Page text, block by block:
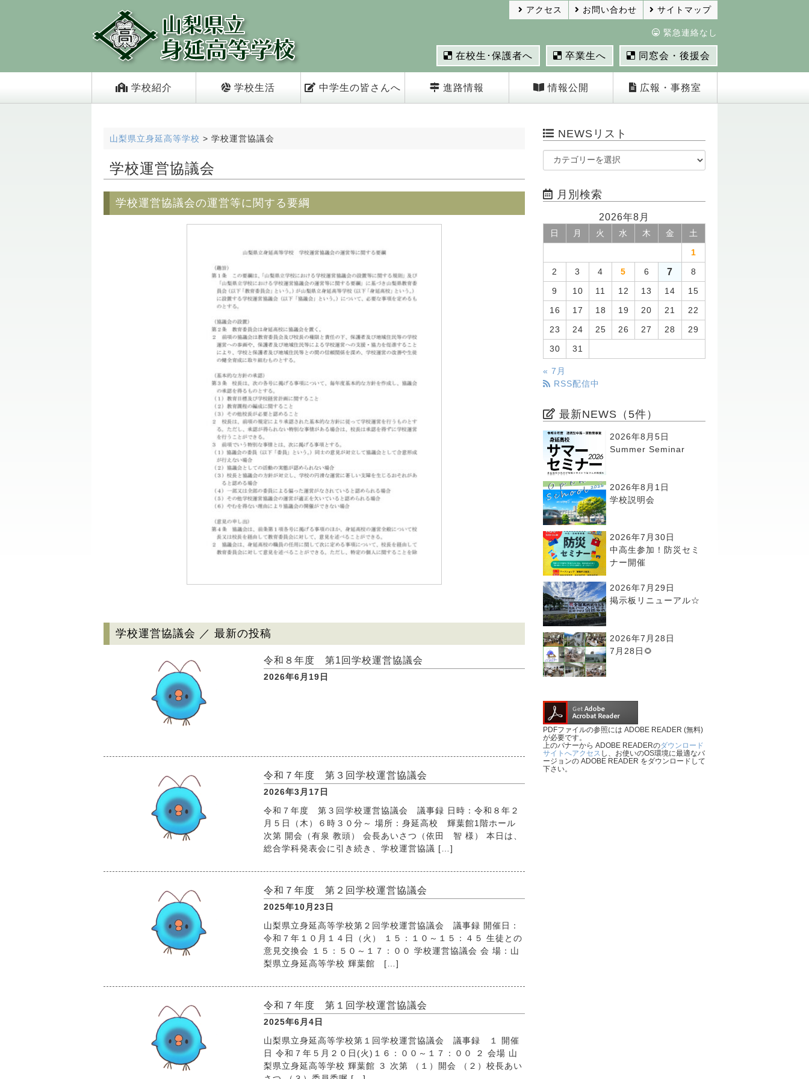
サイトマップ
お問い合わせ
アクセス
緊急連絡なし
在校生･保護者へ 卒業生へ 同窓会・後援会
学校紹介 学校生活 中学生の皆さんへ 進路情報 情報公開 広報・事務室
山梨県立身延高等学校 > 学校運営協議会
学校運営協議会
学校運営協議会の運営等に関する要綱
学校運営協議会 ／ 最新の投稿
令和８年度 第1回学校運営協議会
2026年6月19日
令和７年度 第３回学校運営協議会
2026年3月17日
令和７年度 第３回学校運営協議会 議事録 日時：令和８年２
月５日（木）６時３０分～ 場所：身延高校 輝葉館1階ホール
次第 開会（有泉 教頭） 会長あいさつ（依田 智 様） 本日は、
総合学科発表会に引き続き、学校運営協議 […]
令和７年度 第２回学校運営協議会
2025年10月23日
山梨県立身延高等学校第２回学校運営協議会 議事録 開催日：
令和７年１０月１４日（火） １５：１０～１５：４５ 生徒との
意見交換会 １５：５０～１７：００ 学校運営協議会 会 場：山
梨県立身延高等学校 輝葉館 […]
令和７年度 第１回学校運営協議会
2025年6月4日
山梨県立身延高等学校第１回学校運営協議会 議事録 １ 開催
日 令和７年５月２０日(火)１６：００～１７：００ ２ 会場 山
梨県立身延高等学校 輝葉館 ３ 次第 （１）開会 （２）校長あい
NEWSリスト
月別検索
2026年8月
日 月 火 水 木 金 土
1
2 3 4 5 6 7 8
9 10 11 12 13 14 15
16 17 18 19 20 21 22
23 24 25 26 27 28 29
30 31
« 7月
RSS配信中
最新NEWS（5件）
2026年8月5日
Summer Seminar
2026年8月1日
学校説明会
2026年7月30日
中高生参加！防災セミ
ナー開催
2026年7月29日
掲示板リニューアル☆
2026年7月28日
7月28日🌻
PDFファイルの参照には ADOBE READER (無料)
が必要です。
上のバナーから ADOBE READERのダウンロード
サイトへアクセス し、お使いのOS環境に最適なバ
ージョンの ADOBE READER をダウンロードして
下さい。